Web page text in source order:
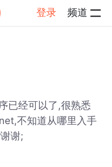
登录 频道
已经可以了,很熟悉
不知道从哪里入手
谢;